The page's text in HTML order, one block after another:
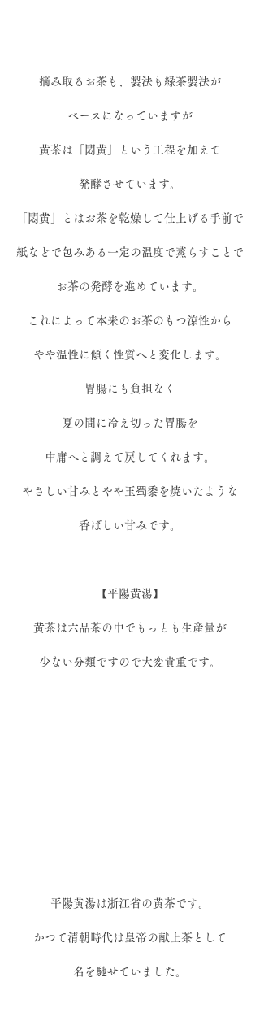
摘み取るお茶も、製法も緑茶製法が
ベースになっていますが
黄茶は「悶黄」という工程を加えて
発酵させています。
「悶黄」とはお茶を乾燥して仕上げる手前で
紙などで包みある一定の温度で蒸らすことで
お茶の発酵を進めています。
これによって本来のお茶のもつ涼性から
やや温性に傾く性質へと変化します。
胃腸にも負担なく
夏の間に冷え切った胃腸を
中庸へと調えて戻してくれます。
やさしい甘みとやや玉蜀黍を焼いたような
香ばしい甘みです。
【平陽黄湯】
黄茶は六品茶の中でもっとも生産量が
少ない分類ですので大変貴重です。
平陽黄湯は浙江省の黄茶です。
かつて清朝時代は皇帝の献上茶として
名を馳せていました。